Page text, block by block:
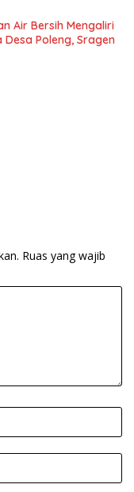
Air Bersih Mengaliri
Desa Poleng, Sragen
Ruas yang wajib